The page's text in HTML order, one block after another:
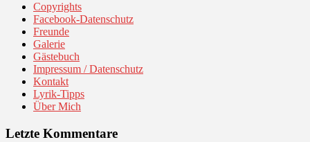
Copyrights
Facebook-Datenschutz
Freunde
Galerie
Gästebuch
Impressum / Datenschutz
Kontakt
Lyrik-Tipps
Über Mich
Letzte Kommentare